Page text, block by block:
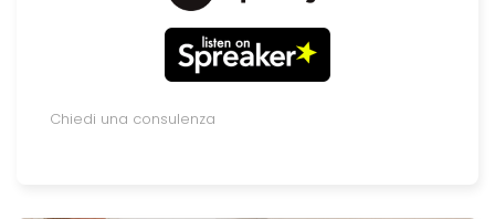
Chiedi una consulenza